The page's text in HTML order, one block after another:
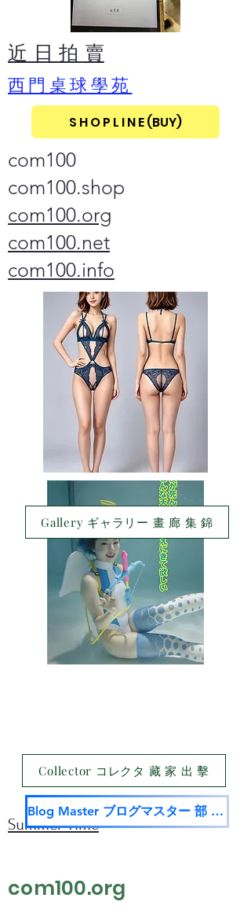
​近 日 拍 賣
​西門桌球學苑
S H O P L I N E (BUY)
com100
com100.shop
com100.org
com100.net
com100.info
Summer Time
com100.org
Gallery ギャラリー 畫 廊 集 錦
Collector コレクタ 藏 家 出 擊
Blog Master ブログマスター 部 落 名 家